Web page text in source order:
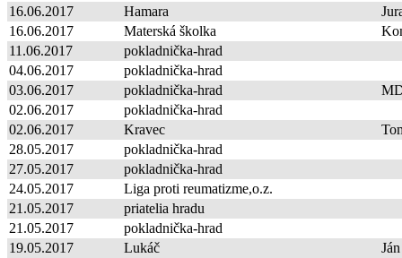
16.06.2017
Hamara
16.06.2017
Materská školka
11.06.2017
pokladnička-hrad
04.06.2017
pokladnička-hrad
03.06.2017
pokladnička-hrad
02.06.2017
pokladnička-hrad
02.06.2017
Kravec
28.05.2017
pokladnička-hrad
27.05.2017
pokladnička-hrad
24.05.2017
Liga proti reumatizme,o.z.
21.05.2017
priatelia hradu
21.05.2017
pokladnička-hrad
19.05.2017
Lukáč
Ján